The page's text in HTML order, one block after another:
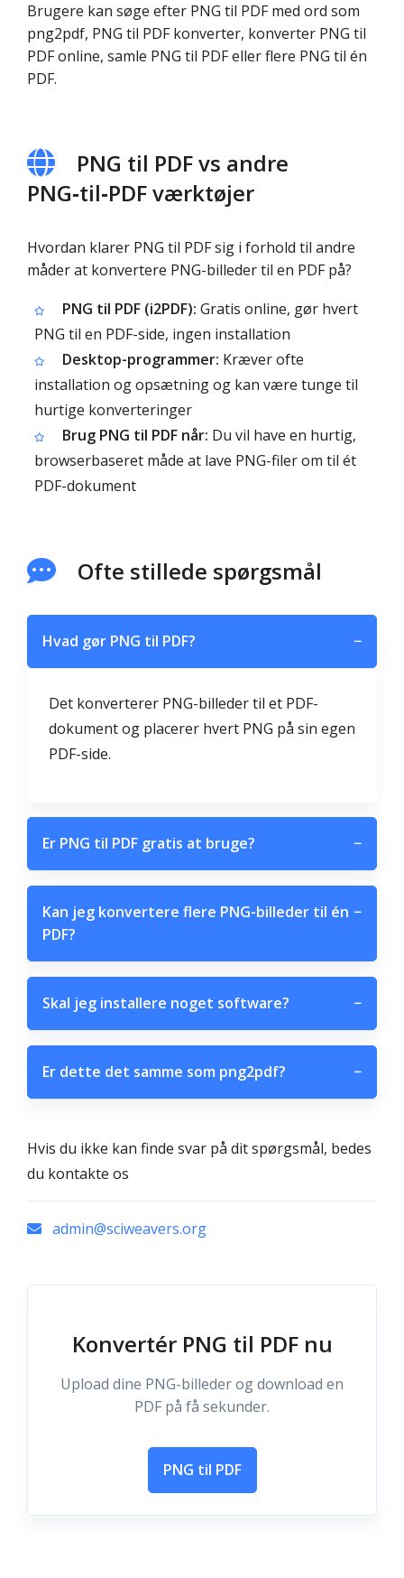
Brugere kan søge efter PNG til PDF med ord som
png2pdf, PNG til PDF konverter, konverter PNG til
PDF online, samle PNG til PDF eller flere PNG til én
PDF.
PNG til PDF vs andre
PNG‑til‑PDF værktøjer
Hvordan klarer PNG til PDF sig i forhold til andre
måder at konvertere PNG-billeder til en PDF på?
PNG til PDF (i2PDF): Gratis online, gør hvert
PNG til en PDF-side, ingen installation
Desktop-programmer: Kræver ofte
installation og opsætning og kan være tunge til
hurtige konverteringer
Brug PNG til PDF når: Du vil have en hurtig,
browserbaseret måde at lave PNG-filer om til ét
PDF-dokument
Ofte stillede spørgsmål
Hvad gør PNG til PDF? −
Det konverterer PNG-billeder til et PDF-
dokument og placerer hvert PNG på sin egen
PDF-side.
Er PNG til PDF gratis at bruge? −
Kan jeg konvertere flere PNG-billeder til én
PDF?
−
Skal jeg installere noget software? −
Er dette det samme som png2pdf? −
Hvis du ikke kan finde svar på dit spørgsmål, bedes
du kontakte os
admin@sciweavers.org
Konvertér PNG til PDF nu
Upload dine PNG-billeder og download en
PDF på få sekunder.
PNG til PDF